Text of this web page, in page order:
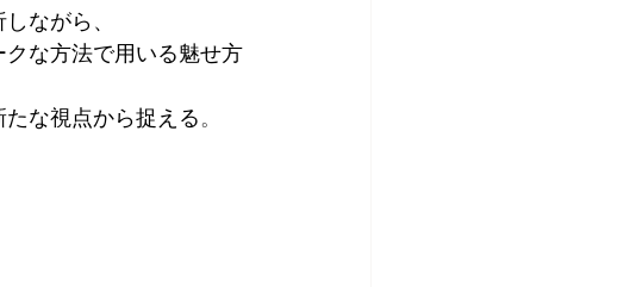
ながら、
な方法で用いる魅せ方
な視点から捉える。